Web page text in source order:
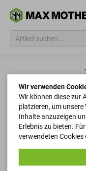
Filtern
Filtern
Wir verwenden
Wir können diese zur
platzieren, um
Inhalte anzuzeigen
Erlebnis zu bieten.
verwendeten Cookies